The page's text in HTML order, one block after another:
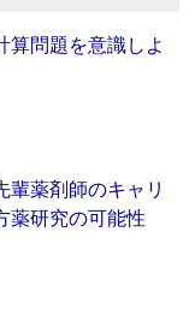
算問題を意識しよ
輩薬剤師のキャリ
薬研究の可能性